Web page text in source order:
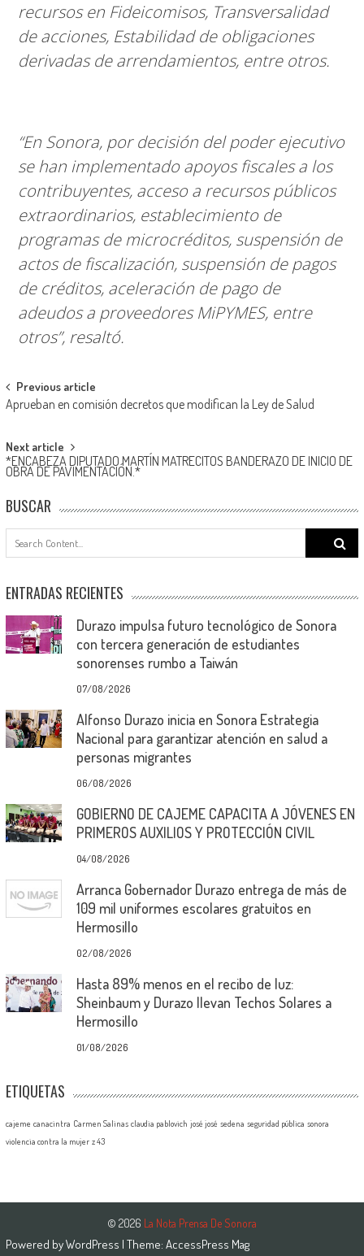
recursos en Fideicomisos, Transversalidad
de acciones, Estabilidad de obligaciones
derivadas de arrendamientos, entre otros.
“En Sonora, por decisión del poder ejecutivo
se han implementado apoyos fiscales a los
contribuyentes, acceso a recursos públicos
extraordinarios, establecimiento de
programas de microcréditos, suspensión de
actos de fiscalización, suspensión de pagos
de créditos, aceleración de pago de
adeudos a proveedores MiPYMES, entre
otros”, resaltó.
Post
navigation
Previous article
Aprueban en comisión decretos que modifican la Ley de Salud
Next article
*ENCABEZA DIPUTADO MARTÍN MATRECITOS BANDERAZO DE INICIO DE
OBRA DE PAVIMENTACIÓN.*
BUSCAR
Search
for:
ENTRADAS RECIENTES
Durazo impulsa futuro tecnológico de Sonora
con tercera generación de estudiantes
sonorenses rumbo a Taiwán
07/08/2026
Alfonso Durazo inicia en Sonora Estrategia
Nacional para garantizar atención en salud a
personas migrantes
06/08/2026
GOBIERNO DE CAJEME CAPACITA A JÓVENES EN
PRIMEROS AUXILIOS Y PROTECCIÓN CIVIL
04/08/2026
Arranca Gobernador Durazo entrega de más de
109 mil uniformes escolares gratuitos en
Hermosillo
02/08/2026
Hasta 89% menos en el recibo de luz:
Sheinbaum y Durazo llevan Techos Solares a
Hermosillo
01/08/2026
ETIQUETAS
cajeme canacintra Carmen Salinas claudia pablovich josé josé sedena seguridad pública sonora
violencia contra la mujer z 43
© 2026 La Nota Prensa De Sonora
Powered byWordPress | Theme: AccessPress Mag